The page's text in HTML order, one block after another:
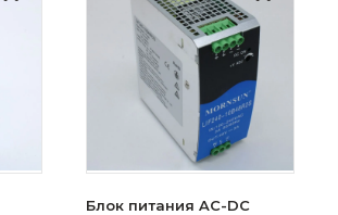
Блок питания AC-DC